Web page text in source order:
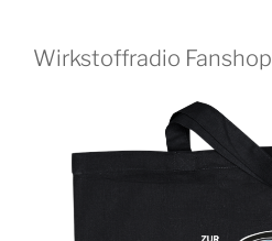
Wirkstoffradio Fanshop